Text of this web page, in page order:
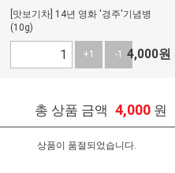
[맛보기차] 14년 영화 '경주'기념병
(10g)
+1 -1 4,000원
총 상품 금액 4,000 원
상품이 품절되었습니다.